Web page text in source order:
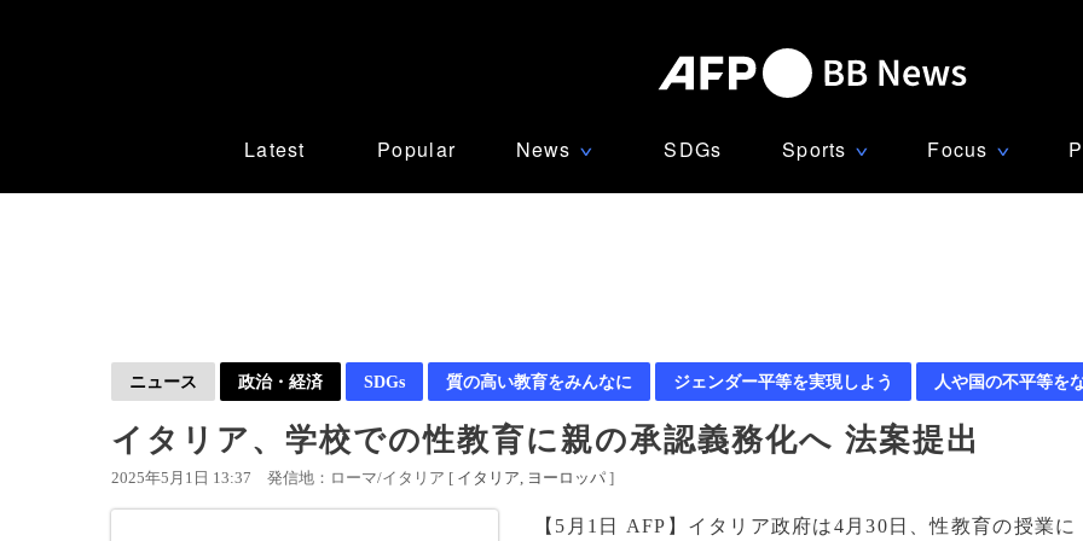
Latest Popular News ∨ SDGs Sports ∨ Focus ∨
ニュース 政治・経済 SDGs 質の高い教育をみんなに ジェンダー平等を実現しよう 人や国の不平等を
イタリア、学校での性教育に親の承認義務化へ 法案提出
2025年5月1日 13:37 発信地：ローマ/イタリア [ イタリア ヨーロッパ ]
【5月1日 AFP】イタリア政府は4月30日、性教育の授業に